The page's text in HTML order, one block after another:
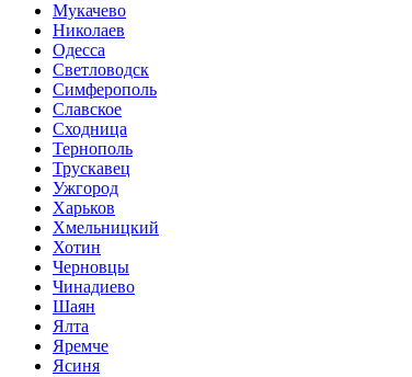
Мукачево
Николаев
Одесса
Светловодск
Симферополь
Славское
Сходница
Тернополь
Трускавец
Ужгород
Харьков
Хмельницкий
Хотин
Черновцы
Чинадиево
Шаян
Ялта
Яремче
Ясиня